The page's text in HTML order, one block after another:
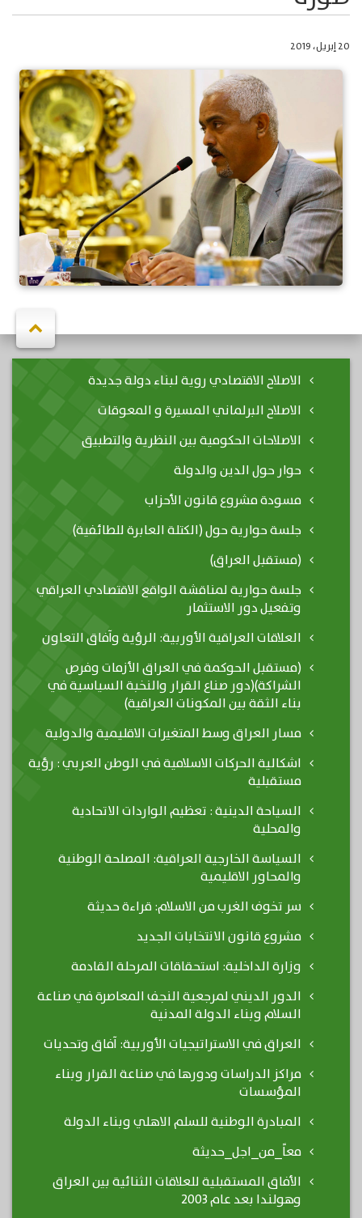
20 إبريل، 2019
الاصلاح الاقتصادي روية لبناء دولة جديدة
الاصلاح البرلماني المسيرة و المعوقات
الاصلاحات الحكومية بين النظرية والتطبيق
حوار حول الدين والدولة
مسودة مشروع قانون الأحزاب
جلسة حوارية حول (الكتلة العابرة للطائفية)
(مستقبل العراق)
جلسة حوارية لمناقشة الواقع الاقتصادي العراقي
وتفعيل دور الاستثمار
العلاقات العراقية الأوربية: الرؤية وآفاق التعاون
(مستقبل الحوكمة في العراق الأزمات وفرص
الشراكة)(دور صناع القرار والنخبة السياسية في
بناء الثقة بين المكونات العراقية)
مسار العراق وسط المتغيرات الاقليمية والدولية
اشكالية الحركات الاسلامية في الوطن العربي : رؤية
مستقبلية
السياحة الدينية : تعظيم الواردات الاتحادية
والمحلية
السياسة الخارجية العراقية: المصلحة الوطنية
والمحاور الاقليمية
سر تخوف الغرب من الاسلام: قراءة حديثة
مشروع قانون الانتخابات الجديد
وزارة الداخلية: استحقاقات المرحلة القادمة
الدور الديني لمرجعية النجف المعاصرة في صناعة
السلام وبناء الدولة المدنية
العراق في الاستراتيجيات الأوربية: آفاق وتحديات
مراكز الدراسات ودورها في صناعة القرار وبناء
المؤسسات
المبادرة الوطنية للسلم الاهلي وبناء الدولة
معاً_من_اجل_حديثة
الأفاق المستقبلية للعلاقات الثنائية بين العراق
وهولندا بعد عام 2003